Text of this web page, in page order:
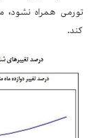
تورمی همراه نشود،
کند.